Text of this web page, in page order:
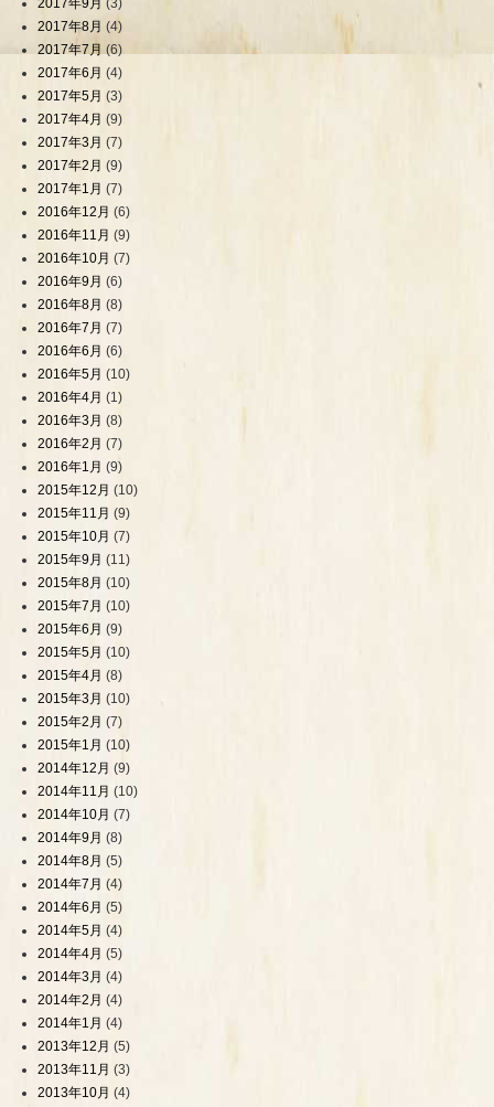
2017年9月 (3)
2017年8月 (4)
2017年7月 (6)
2017年6月 (4)
2017年5月 (3)
2017年4月 (9)
2017年3月 (7)
2017年2月 (9)
2017年1月 (7)
2016年12月 (6)
2016年11月 (9)
2016年10月 (7)
2016年9月 (6)
2016年8月 (8)
2016年7月 (7)
2016年6月 (6)
2016年5月 (10)
2016年4月 (1)
2016年3月 (8)
2016年2月 (7)
2016年1月 (9)
2015年12月 (10)
2015年11月 (9)
2015年10月 (7)
2015年9月 (11)
2015年8月 (10)
2015年7月 (10)
2015年6月 (9)
2015年5月 (10)
2015年4月 (8)
2015年3月 (10)
2015年2月 (7)
2015年1月 (10)
2014年12月 (9)
2014年11月 (10)
2014年10月 (7)
2014年9月 (8)
2014年8月 (5)
2014年7月 (4)
2014年6月 (5)
2014年5月 (4)
2014年4月 (5)
2014年3月 (4)
2014年2月 (4)
2014年1月 (4)
2013年12月 (5)
2013年11月 (3)
2013年10月 (4)